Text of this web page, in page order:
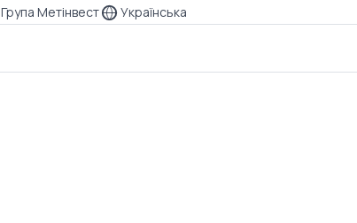
Група Метінвест Українська